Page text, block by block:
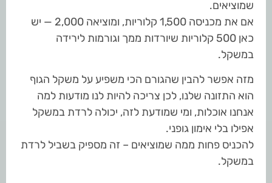
שמוציאים.
אם את מכניסה 1,500 קלוריות, ומוציאה 2,000 — יש
כאן 500 קלוריות שיורדות ממך וגורמות לירידה
במשקל.
מזה אפשר להבין שהגורם הכי משפיע על משקל הגוף
הוא התזונה שלנו, לכן צריכה להיות לנו מודעות למה
אנחנו אוכלות, ומי שמודעת לזה, יכולה לרדת במשקל
אפילו בלי אימון גופני.
להכניס פחות ממה שמוציאים – זה מספיק בשביל לרדת
במשקל.